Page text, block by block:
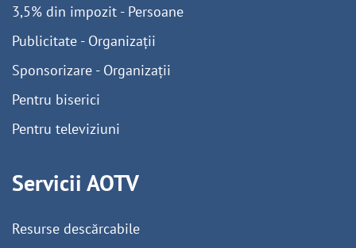
3,5% din impozit - Persoane
Publicitate - Organizații
Sponsorizare - Organizații
Pentru biserici
Pentru televiziuni
Servicii AOTV
Resurse descărcabile